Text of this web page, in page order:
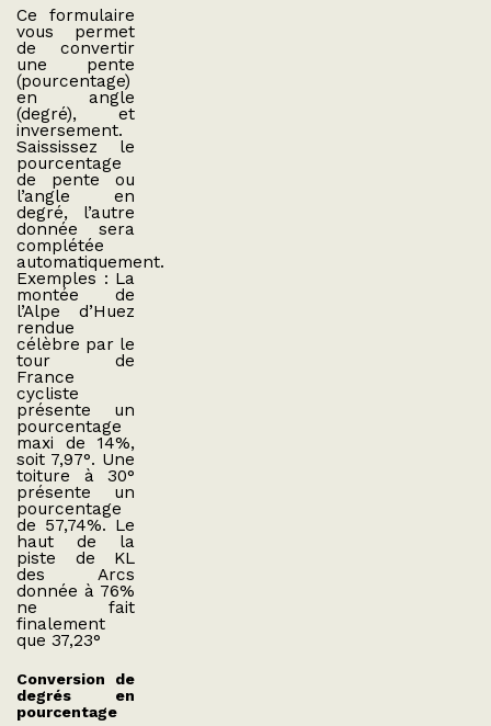
Ce formulaire
vous permet
de convertir
une pente
(pourcentage)
en angle
(degré), et
inversement.
Saississez le
pourcentage
de pente ou
l’angle en
degré, l’autre
donnée sera
complétée
automatiquement.
Exemples : La
montée de
l’Alpe d’Huez
rendue
célèbre par le
tour de
France
cycliste
présente un
pourcentage
maxi de 14%,
soit 7,97°. Une
toiture à 30°
présente un
pourcentage
de 57,74%. Le
haut de la
piste de KL
des Arcs
donnée à 76%
ne fait
finalement
que 37,23°
Conversion de
degrés en
pourcentage